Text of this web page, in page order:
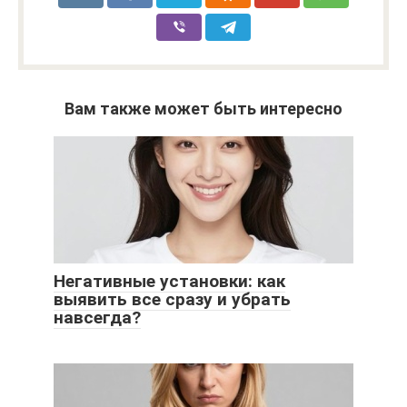
Вам также может быть интересно
Негативные установки: как
выявить все сразу и убрать
навсегда?